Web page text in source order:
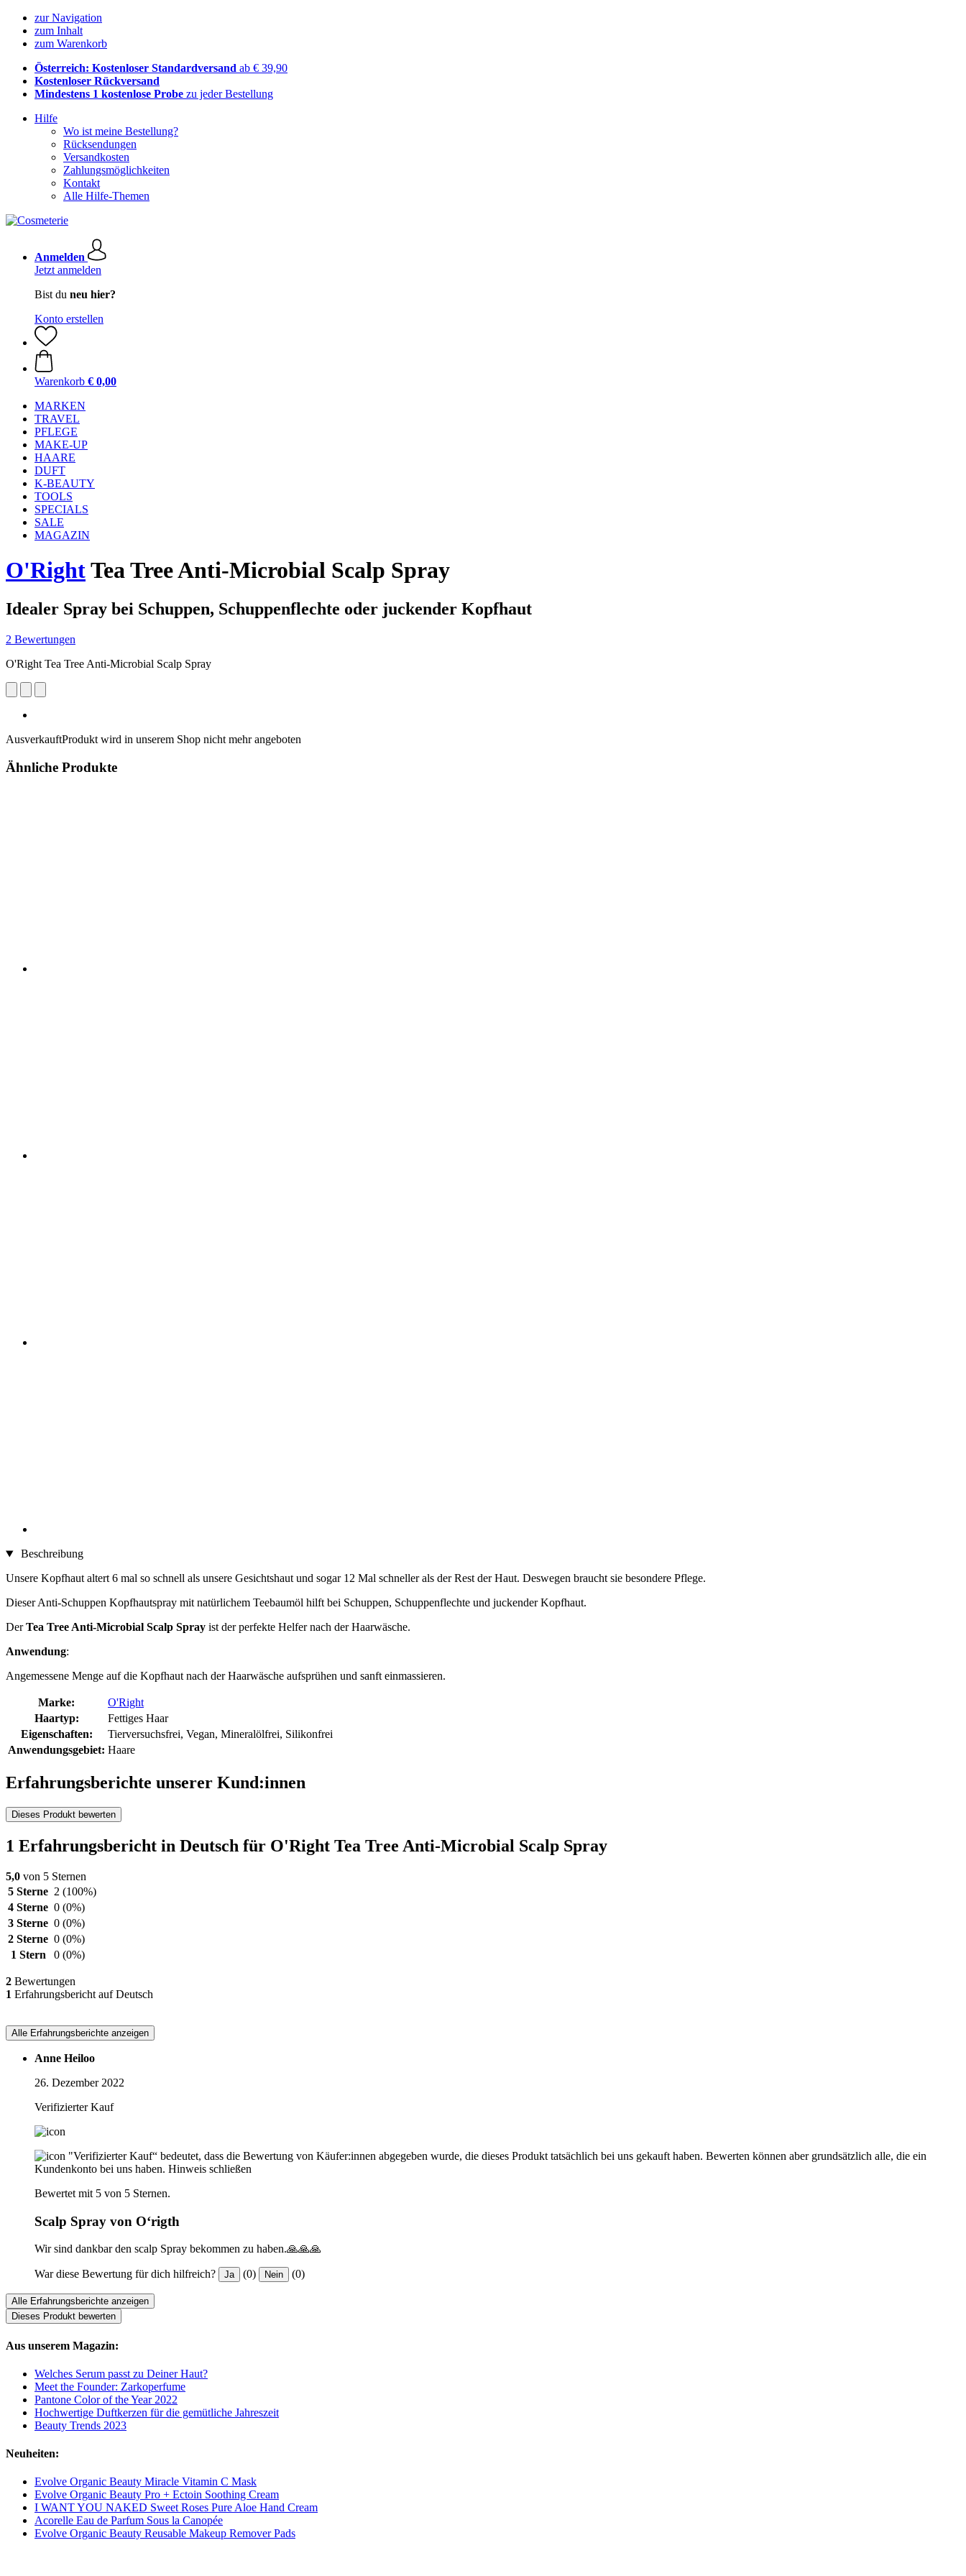
zur Navigation
zum Inhalt
zum Warenkorb
Österreich: Kostenloser Standardversand ab € 39,90
Kostenloser Rückversand
Mindestens 1 kostenlose Probe zu jeder Bestellung
Hilfe
Wo ist meine Bestellung?
Rücksendungen
Versandkosten
Zahlungsmöglichkeiten
Kontakt
Alle Hilfe-Themen
Anmelden
Jetzt anmelden
Bist du neu hier?
Konto erstellen
Warenkorb € 0,00
MARKEN
TRAVEL
PFLEGE
MAKE-UP
HAARE
DUFT
K-BEAUTY
TOOLS
SPECIALS
SALE
MAGAZIN
O'RightTea Tree Anti-Microbial Scalp Spray
Idealer Spray bei Schuppen, Schuppenflechte oder juckender Kopfhaut
2 Bewertungen
O'Right Tea Tree Anti-Microbial Scalp Spray
AusverkauftProdukt wird in unserem Shop nicht mehr angeboten
Ähnliche Produkte
Beschreibung
Unsere Kopfhaut altert 6 mal so schnell als unsere Gesichtshaut und sogar 12 Mal schneller als der Rest der Haut. Deswegen braucht sie besondere Pflege.
Dieser Anti-Schuppen Kopfhautspray mit natürlichem Teebaumöl hilft bei Schuppen, Schuppenflechte und juckender Kopfhaut.
DerTea Tree Anti-Microbial Scalp Spray ist der perfekte Helfer nach der Haarwäsche.
Anwendung:
Angemessene Menge auf die Kopfhaut nach der Haarwäsche aufsprühen und sanft einmassieren.
Marke:
O'Right
Haartyp:
Fettiges Haar
Eigenschaften:
Tierversuchsfrei, Vegan, Mineralölfrei, Silikonfrei
Anwendungsgebiet: Haare
Erfahrungsberichte unserer Kund:innen
Dieses Produkt bewerten
1 Erfahrungsbericht in Deutsch für O'Right Tea Tree Anti-Microbial Scalp Spray
5,0 von 5 Sternen
5 Sterne 2 (100%)
4 Sterne 0 (0%)
3 Sterne 0 (0%)
2 Sterne 0 (0%)
1 Stern
0 (0%)
2 Bewertungen
1 Erfahrungsbericht auf Deutsch
Alle Erfahrungsberichte anzeigen
Anne Heiloo
26. Dezember 2022
Verifizierter Kauf
"Verifizierter Kauf“ bedeutet, dass die Bewertung von Käufer:innen abgegeben wurde, die dieses Produkt tatsächlich bei uns gekauft haben. Bewerten können aber grundsätzlich alle, die ein
Kundenkonto bei uns haben. Hinweis schließen
Bewertet mit 5 von 5 Sternen.
Scalp Spray von O‘rigth
Wir sind dankbar den scalp Spray bekommen zu haben.🙏🙏🙏
War diese Bewertung für dich hilfreich? Ja (0) Nein (0)
Alle Erfahrungsberichte anzeigen
Dieses Produkt bewerten
Aus unserem Magazin:
Welches Serum passt zu Deiner Haut?
Meet the Founder: Zarkoperfume
Pantone Color of the Year 2022
Hochwertige Duftkerzen für die gemütliche Jahreszeit
Beauty Trends 2023
Neuheiten:
Evolve Organic Beauty Miracle Vitamin C Mask
Evolve Organic Beauty Pro + Ectoin Soothing Cream
I WANT YOU NAKED Sweet Roses Pure Aloe Hand Cream
Acorelle Eau de Parfum Sous la Canopée
Evolve Organic Beauty Reusable Makeup Remover Pads